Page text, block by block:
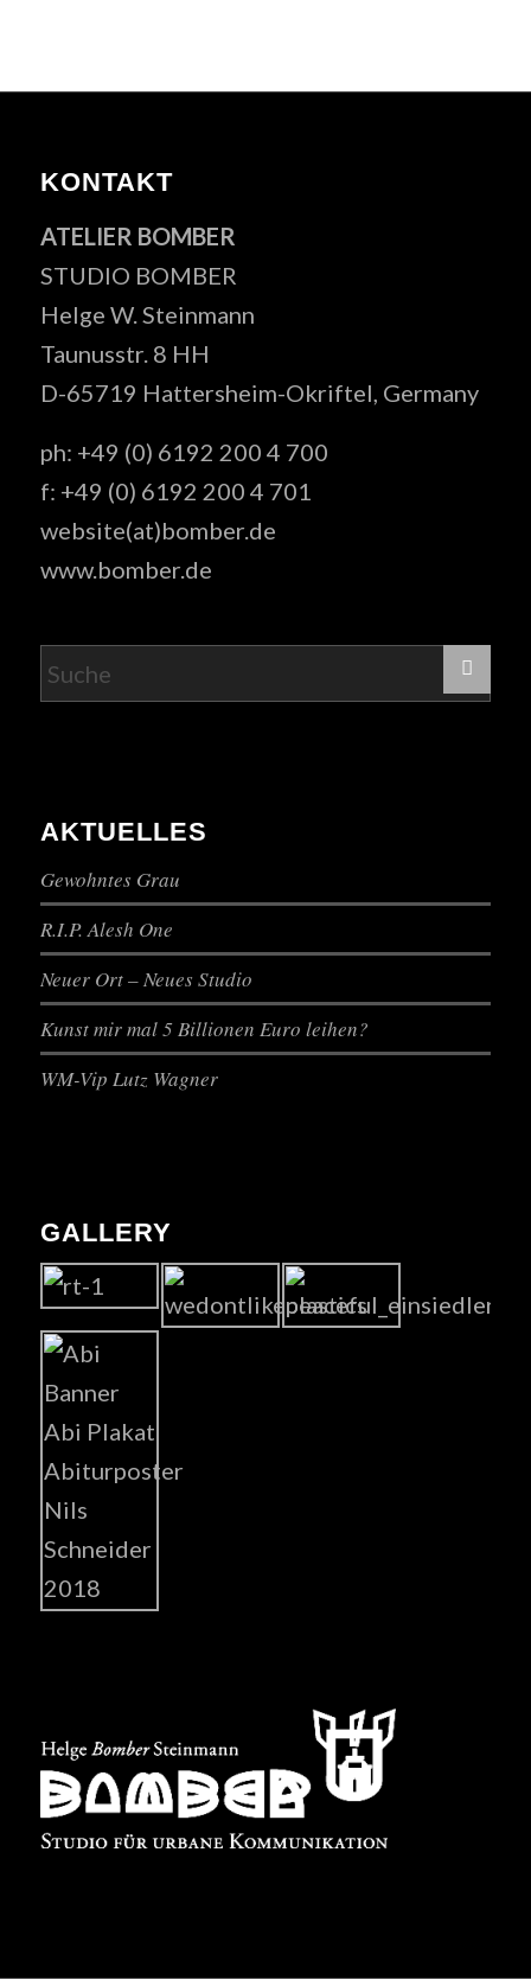
KONTAKT
ATELIER BOMBER
STUDIO BOMBER
Helge W. Steinmann
Taunusstr. 8 HH
D-65719 Hattersheim-Okriftel, Germany
ph: +49 (0) 6192 200 4 700
f: +49 (0) 6192 200 4 701
website(at)bomber.de
www.bomber.de
AKTUELLES
Gewohntes Grau
R.I.P. Alesh One
Neuer Ort – Neues Studio
Kunst mir mal 5 Billionen Euro leihen?
WM-Vip Lutz Wagner
GALLERY